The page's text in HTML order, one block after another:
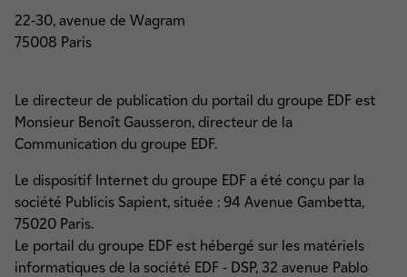
22-30, avenue de Wagram
75008 Paris
Le directeur de publication du portail du groupe EDF est
Monsieur Benoît Gausseron, directeur de la
Communication du groupe EDF.
Le dispositif Internet du groupe EDF a été conçu par la
société Publicis Sapient, située : 94 Avenue Gambetta,
75020 Paris.
Le portail du groupe EDF est hébergé sur les matériels
informatiques de la société EDF - DSP, 32 avenue Pablo